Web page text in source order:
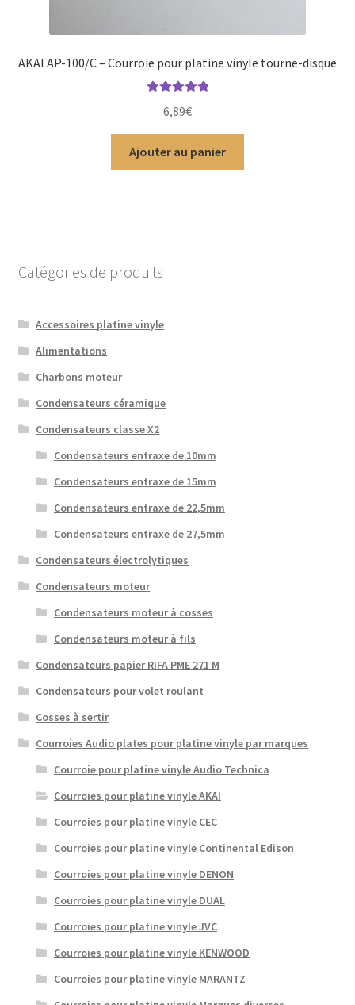
AKAI AP-100/C – Courroie pour platine vinyle tourne-disque
6,89€
Ajouter au panier
Catégories de produits
Accessoires platine vinyle
Alimentations
Charbons moteur
Condensateurs céramique
Condensateurs classe X2
Condensateurs entraxe de 10mm
Condensateurs entraxe de 15mm
Condensateurs entraxe de 22,5mm
Condensateurs entraxe de 27,5mm
Condensateurs électrolytiques
Condensateurs moteur
Condensateurs moteur à cosses
Condensateurs moteur à fils
Condensateurs papier RIFA PME 271 M
Condensateurs pour volet roulant
Cosses à sertir
Courroies Audio plates pour platine vinyle par marques
Courroie pour platine vinyle Audio Technica
Courroies pour platine vinyle AKAI
Courroies pour platine vinyle CEC
Courroies pour platine vinyle Continental Edison
Courroies pour platine vinyle DENON
Courroies pour platine vinyle DUAL
Courroies pour platine vinyle JVC
Courroies pour platine vinyle KENWOOD
Courroies pour platine vinyle MARANTZ